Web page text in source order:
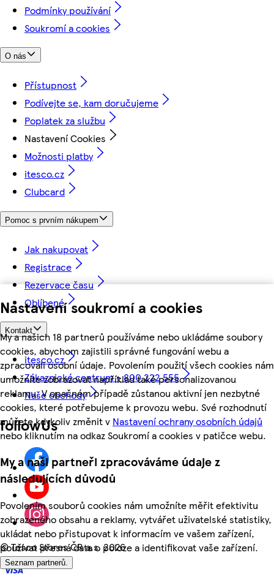
Nastavení soukromí a cookies
My a našich 18 partnerů používáme nebo ukládáme soubory
cookies, abychom zajistili správné fungování webu a
zpracovali osobní údaje. Povolením použití všech cookies nám
umožníte zobrazovat například také personalizovanou
reklamu. V opačném případě zůstanou aktivní jen nezbytné
cookies, které potřebujeme k provozu webu. Své rozhodnutí
můžete kdykoliv změnit v Nastavení ochrany osobních údajů
nebo kliknutím na odkaz Soukromí a cookies v patičce webu.
My a naši partneři zpracováváme údaje z
následujících důvodů
Povolením souborů cookies nám umožníte měřit efektivitu
zobrazeného obsahu a reklamy, vytvářet uživatelské statistiky,
ukládat nebo přistupovat k informacím ve vašem zařízení,
používat přesná data o poloze a identifikovat vaše zařízení.
Seznam partnerů.
Podmínky používání
Soukromí a cookies
O nás
Přístupnost
Podívejte se, kam doručujeme
Poplatek za službu
Nastavení Cookies
Možnosti platby
itesco.cz
Clubcard
Pomoc s prvním nákupem
Jak nakupovat
Registrace
Rezervace času
Oblíbené
Kontakt
itesco.cz
Zákaznické centrum - 800 222 555
Naše obchody
followUs
©Tesco Stores ČR a.s. 2026